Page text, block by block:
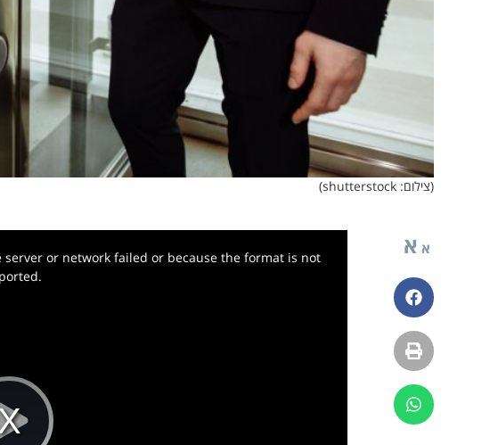
(צילום: shutterstock)
א א
פייסבוק
הדפסה
ווטסאפ
or network failed or because the format is not